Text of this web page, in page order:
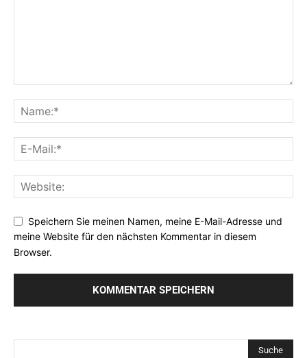
Speichern Sie meinen Namen, meine E-Mail-Adresse und
meine Website für den nächsten Kommentar in diesem
Browser.